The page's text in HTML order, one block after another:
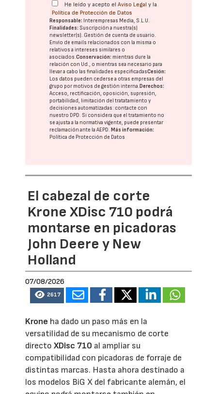
He leído y acepto elAviso Legal y la
Política de Protección de Datos
Responsable: Interempresas Media, S.L.U.
Finalidades: Suscripción a nuestra(s)
newsletter(s). Gestión de cuenta de usuario.
Envío de emails relacionados con la misma o
relativos a intereses similares o
asociados.Conservación: mientras dure la
relación con Ud., o mientras sea necesario para
llevar a cabo las finalidades especificadasCesión:
Los datos pueden cederse a otras empresas del
grupo por motivos de gestión interna.Derechos:
Acceso, rectificación, oposición, supresión,
portabilidad, limitación del tratatamiento y
decisiones automatizadas: contacte con
nuestro DPD. Si considera que el tratamiento no
se ajusta a la normativa vigente, puede presentar
reclamación ante laAEPD.Más información:
Política de Protección de Datos
El cabezal de corte
Krone XDisc 710 podrá
montarse en picadoras
John Deere y New
Holland
07/08/2026
2617
Krone ha dado un paso más en la
versatilidad de su mecanismo de corte
directoXDisc 710 al ampliar su
compatibilidad con picadoras de forraje de
distintas marcas. Hasta ahora destinado a
los modelos BiG X del fabricante alemán, el